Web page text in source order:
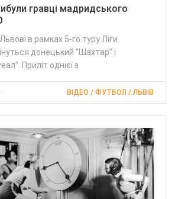
гравці мадридського
в рамках 5-го туру Ліги
донецький "Шахтар" і
Приліт однієї з
ВІДЕО / ФУТБОЛ / ЛЬВІВ